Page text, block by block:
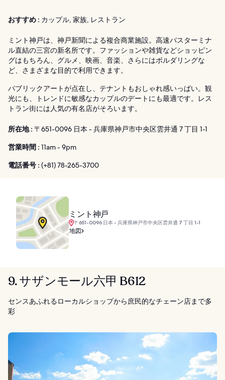
おすすめ : カップル, 家族, レストラン
ミント神戸は、神戸新聞による複合商業施設。高速バスターミナ
ル直結の三宮の新名所です。ファッションや雑貨などショッピン
グはもちろん、グルメ、映画、音楽、さらにはボルダリングな
ど、さまざまな目的で利用できます。
パブリックアートが点在し、テナントもおしゃれ感いっぱい。観
光にも、トレンドに敏感なカップルのデートにも最適です。レス
トラン街には人気の有名店がそろいます。
所在地 : 〒651-0096 日本 - 兵庫県神戸市中央区雲井通 7 丁目 1-1
営業時間 : 11am - 9pm
電話番号 : (+81) 78-265-3700
ミント神戸
〒651-0096 日本 - 兵庫県神戸市中央区雲井通 7 丁目 1-1
地図
9. サザンモール六甲 B612
センスあふれるローカルショップから庶民的なチェーン店まで多
彩